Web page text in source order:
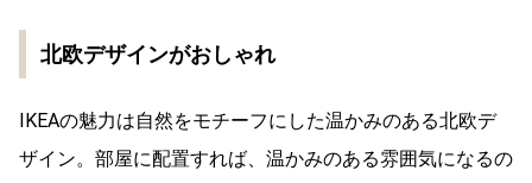
北欧デザインがおしゃれ
IKEAの魅力は自然をモチーフにした温かみのある北欧デ
ザイン。部屋に配置すれば、温かみのある雰囲気になるの